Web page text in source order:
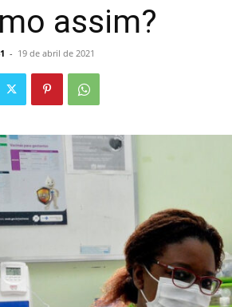
assim?
- 19 de abril de 2021